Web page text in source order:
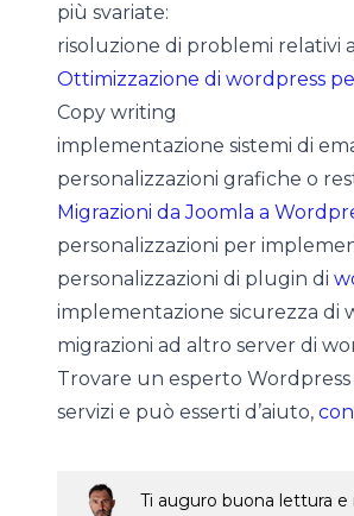
più svariate:
risoluzione di problemi relativi
Ottimizzazione di wordpress
Copy writing
implementazione sistemi di
personalizzazioni grafiche o
Migrazioni da Joomla a
personalizzazioni per
personalizzazioni di plugin di
implementazione sicurezza di
migrazioni ad altro server di
Trovare un esperto
servizi e può esserti d’aiuto,
Ti auguro buona lettura